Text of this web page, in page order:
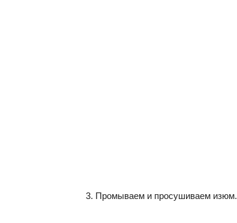
Промываем и просушиваем изюм.